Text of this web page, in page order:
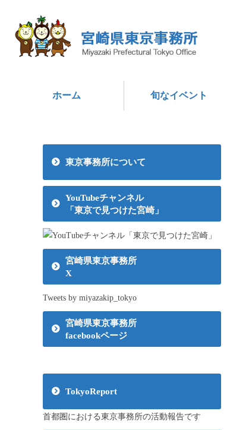
ホーム 旬なイベント
東京事務所について
YouTubeチャンネル
「東京で見つけた宮崎」
宮崎県東京事務所
X
Tweets by miyazakip_tokyo
宮崎県東京事務所
facebookページ
TokyoReport
首都圏における東京事務所の活動報告です